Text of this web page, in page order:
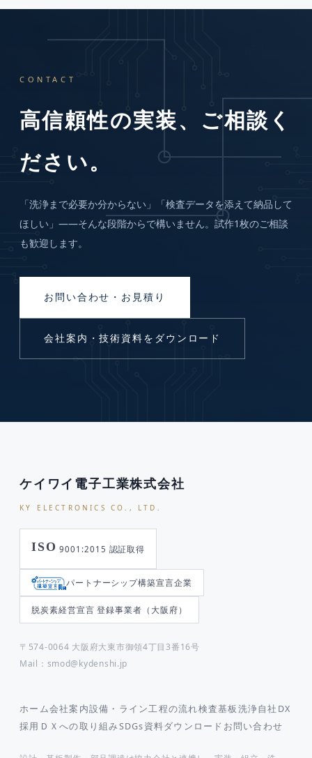
CONTACT
高信頼性の実装、ご相談く
ださい。
「洗浄まで必要か分からない」「検査データを添えて納品して
ほしい」——そんな段階からで構いません。試作1枚のご相談
も歓迎します。
お問い合わせ・お見積り
会社案内・技術資料をダウンロード
ケイワイ電子工業株式会社
KY ELECTRONICS CO., LTD.
ISO 9001:2015 認証取得
パートナーシップ構築宣言企業
脱炭素経営宣言 登録事業者（大阪府）
〒574-0064 大阪府大東市御領4丁目3番16号
Mail：smod@kydenshi.jp
ホーム会社案内設備・ライン工程の流れ検査基板洗浄自社DX
採用 ＤＸへの取り組みSDGs資料ダウンロード お問い合わせ